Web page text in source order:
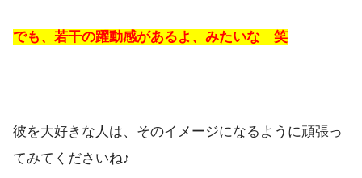
でも、若干の躍動感があるよ、みたいな 笑
彼を大好きな人は、そのイメージになるように頑張っ
てみてくださいね♪